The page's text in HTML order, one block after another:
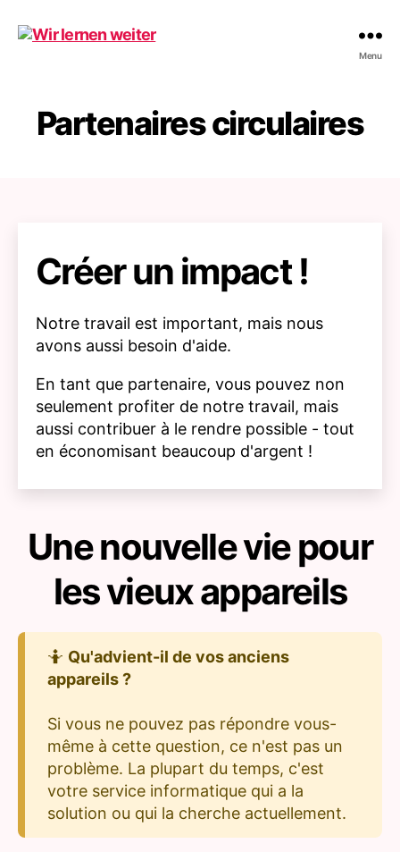
Menu
Partenaires circulaires
Créer un impact !
Notre travail est important, mais nous
avons aussi besoin d'aide.
En tant que partenaire, vous pouvez non
seulement profiter de notre travail, mais
aussi contribuer à le rendre possible - tout
en économisant beaucoup d'argent !
Une nouvelle vie pour
les vieux appareils
🤷 Qu'advient-il de vos anciens
appareils ?
Si vous ne pouvez pas répondre vous-
même à cette question, ce n'est pas un
problème. La plupart du temps, c'est
votre service informatique qui a la
solution ou qui la cherche actuellement.